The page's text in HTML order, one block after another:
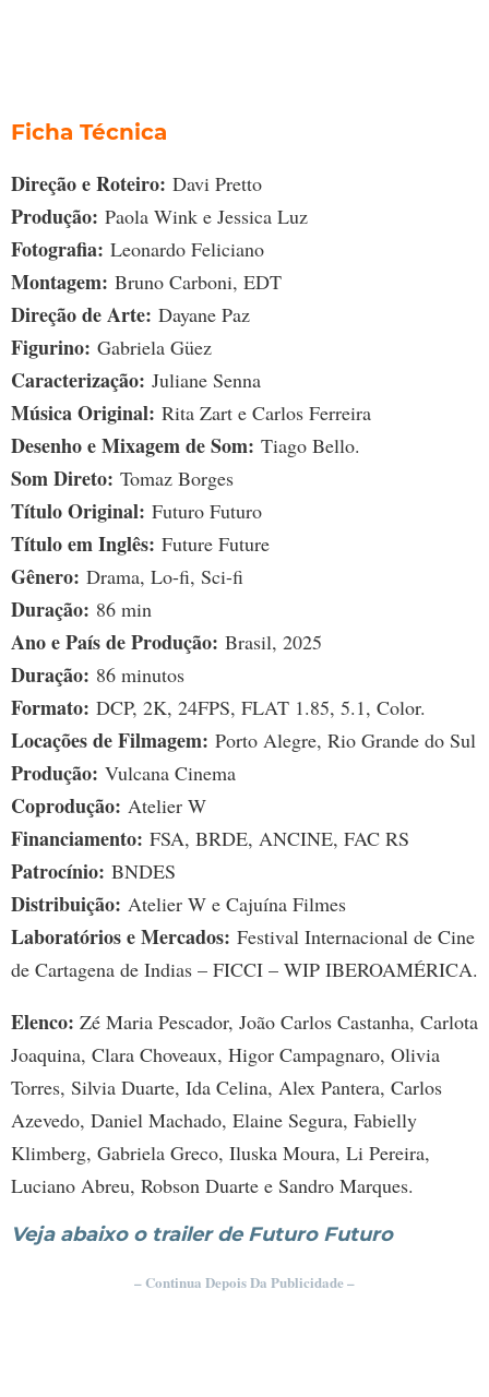
Ficha Técnica
Direção e Roteiro: Davi Pretto
Produção: Paola Wink e Jessica Luz
Fotografia: Leonardo Feliciano
Montagem: Bruno Carboni, EDT
Direção de Arte: Dayane Paz
Figurino: Gabriela Güez
Caracterização: Juliane Senna
Música Original: Rita Zart e Carlos Ferreira
Desenho e Mixagem de Som: Tiago Bello.
Som Direto: Tomaz Borges
Título Original: Futuro Futuro
Título em Inglês: Future Future
Gênero: Drama, Lo-fi, Sci-fi
Duração: 86 min
Ano e País de Produção: Brasil, 2025
Duração: 86 minutos
Formato: DCP, 2K, 24FPS, FLAT 1.85, 5.1, Color.
Locações de Filmagem: Porto Alegre, Rio Grande do Sul
Produção: Vulcana Cinema
Coprodução: Atelier W
Financiamento: FSA, BRDE, ANCINE, FAC RS
Patrocínio: BNDES
Distribuição: Atelier W e Cajuína Filmes
Laboratórios e Mercados: Festival Internacional de Cine
de Cartagena de Indias – FICCI – WIP IBEROAMÉRICA.
Elenco: Zé Maria Pescador, João Carlos Castanha, Carlota
Joaquina, Clara Choveaux, Higor Campagnaro, Olivia
Torres, Silvia Duarte, Ida Celina, Alex Pantera, Carlos
Azevedo, Daniel Machado, Elaine Segura, Fabielly
Klimberg, Gabriela Greco, Iluska Moura, Li Pereira,
Luciano Abreu, Robson Duarte e Sandro Marques.
Veja abaixo o trailer de Futuro Futuro
– Continua Depois Da Publicidade –